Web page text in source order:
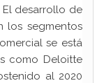
El desarrollo de
los segmentos
se está
como Deloitte
al 2020